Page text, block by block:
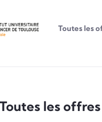
Toutes les
Toutes les offres